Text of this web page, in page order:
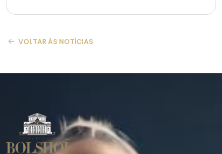
VOLTAR ÀS NOTÍCIAS